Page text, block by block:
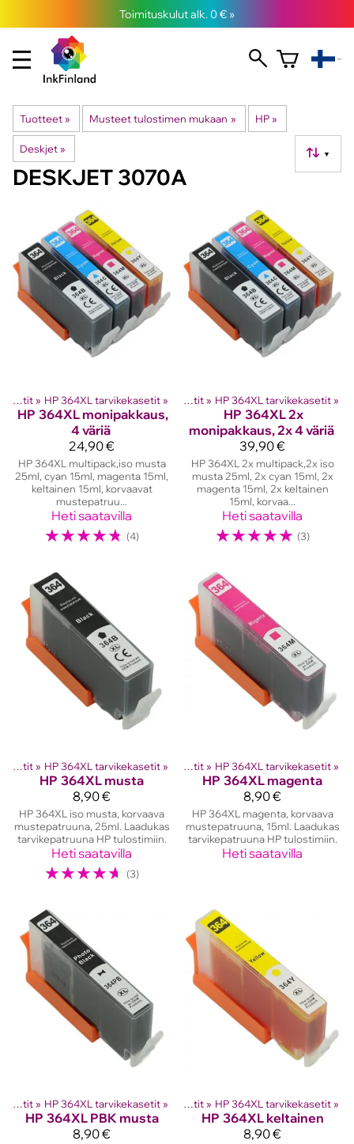
Toimituskulut alk. 0 € »
Tuotteet ‪» Musteet tulostimen mukaan ‪» HP ‪»
Deskjet ‪» ▼
DESKJET 3070A
HP mustekasetit ‪» HP 364XL tarvikekasetit ‪»
HP 364XL monipakkaus,
4 väriä
24,90 €
HP 364XL multipack,iso musta
25ml, cyan 15ml, magenta 15ml,
keltainen 15ml, korvaavat
mustepatruu...
Heti saatavilla
☆☆☆☆☆ (4)
kasetit‪» HP mustekasetit ‪» HP 364XL tarvikekasetit ‪»
HP 364XL 2x
monipakkaus, 2x 4 väriä
39,90 €
HP 364XL 2x multipack,2x iso
musta 25ml, 2x cyan 15ml, 2x
magenta 15ml, 2x keltainen
15ml, korvaa...
Heti saatavilla
☆☆☆☆☆ (3)
HP mustekasetit ‪» HP 364XL tarvikekasetit ‪»
HP 364XL musta
8,90 €
HP 364XL iso musta, korvaava
mustepatruuna, 25ml. Laadukas
tarvikepatruuna HP tulostimiin.
Heti saatavilla
☆☆☆☆☆ (3)
kasetit‪» HP mustekasetit ‪» HP 364XL tarvikekasetit ‪»
HP 364XL magenta
8,90 €
HP 364XL magenta, korvaava
mustepatruuna, 15ml. Laadukas
tarvikepatruuna HP tulostimiin.
Heti saatavilla
HP mustekasetit ‪» HP 364XL tarvikekasetit ‪»
HP 364XL PBK musta
8,90 €
kasetit‪» HP mustekasetit ‪» HP 364XL tarvikekasetit ‪»
HP 364XL keltainen
8,90 €